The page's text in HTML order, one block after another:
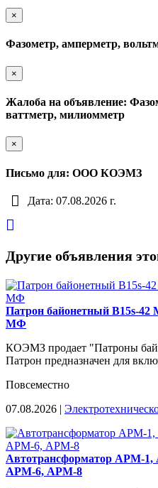
×
Фазометр, амперметр,
×
Жалоба на объявление:
ваттметр, милиомметр
×
Письмо для: ООО КОЭМЗ
Дата: 07.08.2026 г.
Другие объявления
Патрон байонетный В15s-
МФ
КОЭМЗ продает "Патроны
Патрон предназначен для
Повсеместно
07.08.2026 |
Автотрансформатор АРМ-
АРМ-6, АРМ-8